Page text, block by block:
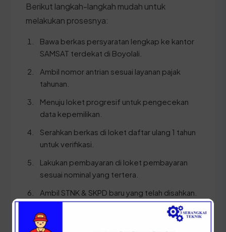
Berikut langkah-langkah mudah untuk
melakukan prosesnya:
Bawa berkas persyaratan lengkap ke kantor
SAMSAT terdekat di Boyolali.
Ambil nomor antrian sesuai layanan pajak
tahunan.
Menuju loket progresif untuk pengecekan
data kepemilikan.
Serahkan berkas di loket daftar ulang 1 tahun
untuk verifikasi.
Lakukan pembayaran di loket pembayaran
sesuai nominal yang tertera.
Ambil STNK & SKPD baru yang telah disahkan.
⚠️ Pastikan Anda membawa dokumen KTP dan